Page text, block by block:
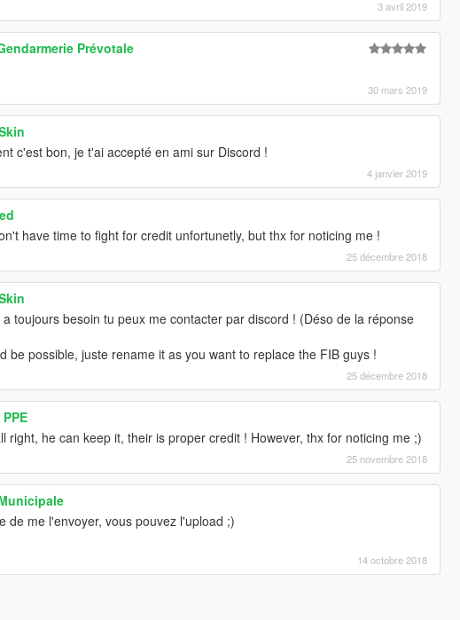
3 avril 2019
Prévotale
30 mars 2019
c'est bon, je t'ai accepté en ami sur Discord !
4 janvier 2019
have time to fight for credit unfortunetly, but thx for noticing me !
25 décembre 2018
a toujours besoin tu peux me contacter par discord ! (Déso de la réponse
be possible, juste rename it as you want to replace the FIB guys !
25 décembre 2018
right, he can keep it, their is proper credit ! However, thx for noticing me ;)
25 novembre 2018
de me l'envoyer, vous pouvez l'upload ;)
14 octobre 2018